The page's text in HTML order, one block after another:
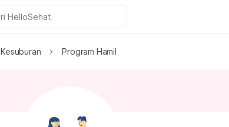
Kesuburan Program Hamil